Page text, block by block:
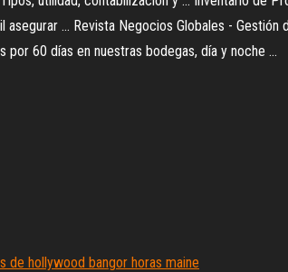
asegurar ... Revista Negocios Globales -
por 60 días en nuestras bodegas, día y noche ...
de hollywood bangor horas maine